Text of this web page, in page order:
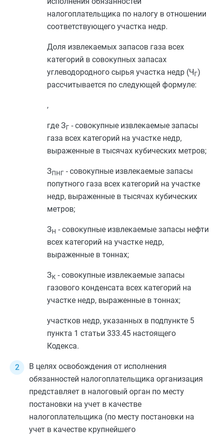
налогоплательщика по налогу в отношении
соответствующего участка недр.
Доля извлекаемых запасов газа всех
категорий в совокупных запасах
углеводородного сырья участка недр (Ч Г)
рассчитывается по следующей формуле:
,
где З Г - совокупные извлекаемые запасы
газа всех категорий на участке недр,
выраженные в тысячах кубических метров;
З ПНГ - совокупные извлекаемые запасы
попутного газа всех категорий на участке
недр, выраженные в тысячах кубических
метров;
З Н - совокупные извлекаемые запасы нефти
всех категорий на участке недр,
выраженные в тоннах;
З К - совокупные извлекаемые запасы
газового конденсата всех категорий на
участке недр, выраженные в тоннах;
участков недр, указанных в подпункте 5
пункта 1 статьи 333.45 настоящего
Кодекса.
В целях освобождения от исполнения
обязанностей налогоплательщика организация
представляет в налоговый орган по месту
постановки на учет в качестве
налогоплательщика (по месту постановки на
учет в качестве крупнейшего